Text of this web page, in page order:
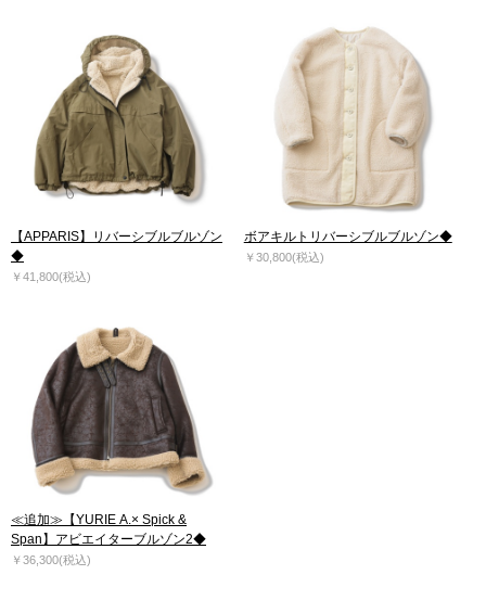
【APPARIS】リバーシブルブルゾン
◆
￥41,800(税込)
ボアキルトリバーシブルブルゾン◆
￥30,800(税込)
≪追加≫【YURIE A.× Spick &
Span】アビエイターブルゾン2◆
￥36,300(税込)